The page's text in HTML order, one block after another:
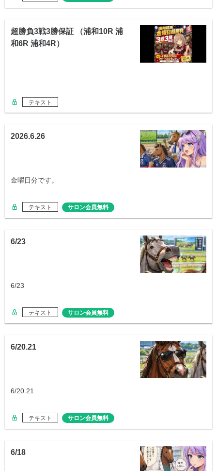
超勝負3戦3勝保証 （浦和10R 浦
和6R 浦和4R）
テキスト
2026.6.26
金曜日分です。
テキスト サロン会員無料
6/23
6/23
テキスト サロン会員無料
6/20.21
6/20.21
テキスト サロン会員無料
6/18